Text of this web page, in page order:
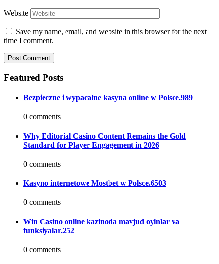
Website
Save my name, email, and website in this browser for the next
time I comment.
Featured Posts
Bezpieczne i wypacalne kasyna online w Polsce.989
0 comments
Why Editorial Casino Content Remains the Gold
Standard for Player Engagement in 2026
0 comments
Kasyno internetowe Mostbet w Polsce.6503
0 comments
Win Casino online kazinoda mavjud oyinlar va
funksiyalar.252
0 comments